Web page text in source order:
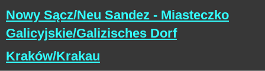
Nowy Sącz/Neu Sandez - Miasteczko
Galicyjskie/Galizisches Dorf
Kraków/Krakau